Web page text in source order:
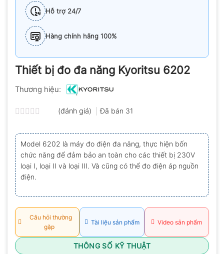
Hỗ trợ 24/7
Hàng chính hãng 100%
Thiết bị đo đa năng Kyoritsu 6202
Thương hiệu:
xếp
hạng
0.0
5
sao
(đánh giá) Đã bán 31
Model 6202 là máy đo điện đa năng, thực hiện bốn
chức năng để đảm bảo an toàn cho các thiết bị 230V
loại I, loại II và loại III. Và cũng có thể đo điện áp nguồn
điện.
Câu hỏi thường
gặp
Tài liệu sản phẩm Video sản phẩm
THÔNG SỐ KỸ THUẬT